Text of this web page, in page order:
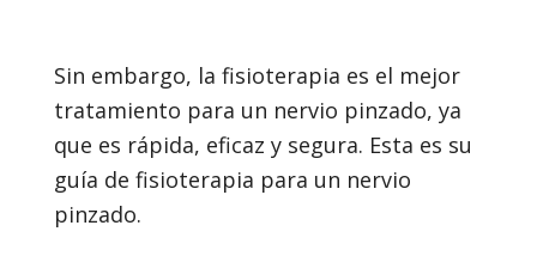
Sin embargo, la fisioterapia es el mejor
tratamiento para un nervio pinzado, ya
que es rápida, eficaz y segura. Esta es su
guía de fisioterapia para un nervio
pinzado.